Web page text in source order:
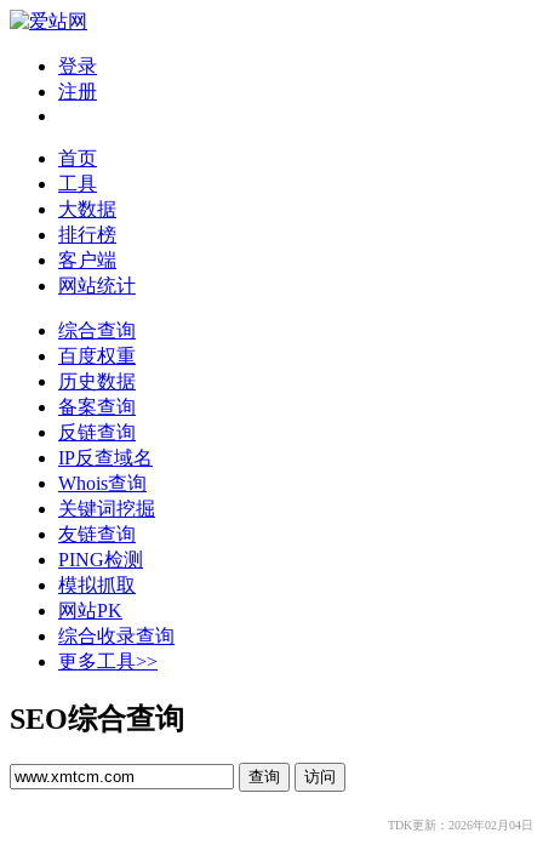
登录
注册
首页
工具
大数据
排行榜
客户端
网站统计
综合查询
百度权重
历史数据
备案查询
反链查询
IP反查域名
Whois查询
关键词挖掘
友链查询
PING检测
模拟抓取
网站PK
综合收录查询
更多工具>>
SEO综合查询
TDK更新：2026年02月04日